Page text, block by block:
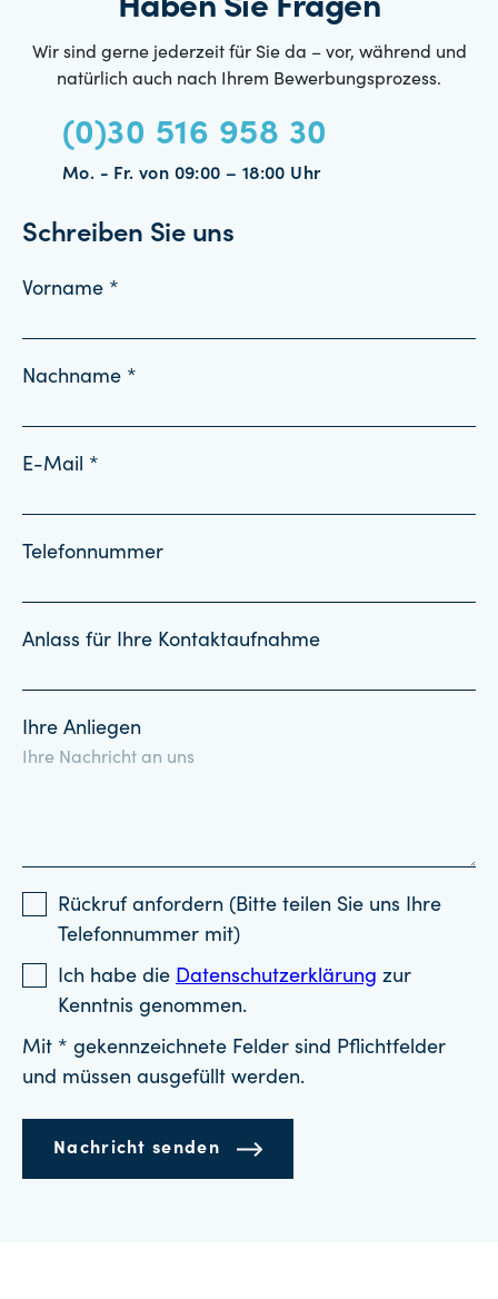
Haben Sie Fragen
Wir sind gerne jederzeit für Sie da – vor, während und
natürlich auch nach Ihrem Bewerbungsprozess.
(0)30 516 958 30
Mo. - Fr. von 09:00 – 18:00 Uhr
Schreiben Sie uns
Vorname *
Nachname *
E-Mail *
Telefonnummer
Anlass für Ihre Kontaktaufnahme
Ihre Anliegen
Rückruf anfordern (Bitte teilen Sie uns Ihre
Telefonnummer mit)
Ich habe die Datenschutzerklärung zur
Kenntnis genommen.
Mit * gekennzeichnete Felder sind Pflichtfelder
und müssen ausgefüllt werden.
Nachricht senden